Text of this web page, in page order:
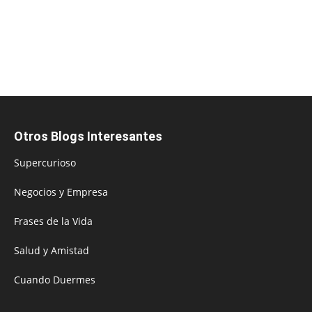
Otros Blogs Interesantes
Supercurioso
Negocios y Empresa
Frases de la Vida
Salud y Amistad
Cuando Duermes